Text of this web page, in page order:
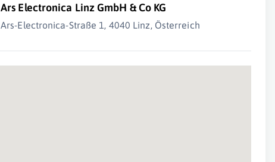
Ars Electronica Linz GmbH & Co KG
Ars-Electronica-Straße 1, 4040 Linz, Österreich